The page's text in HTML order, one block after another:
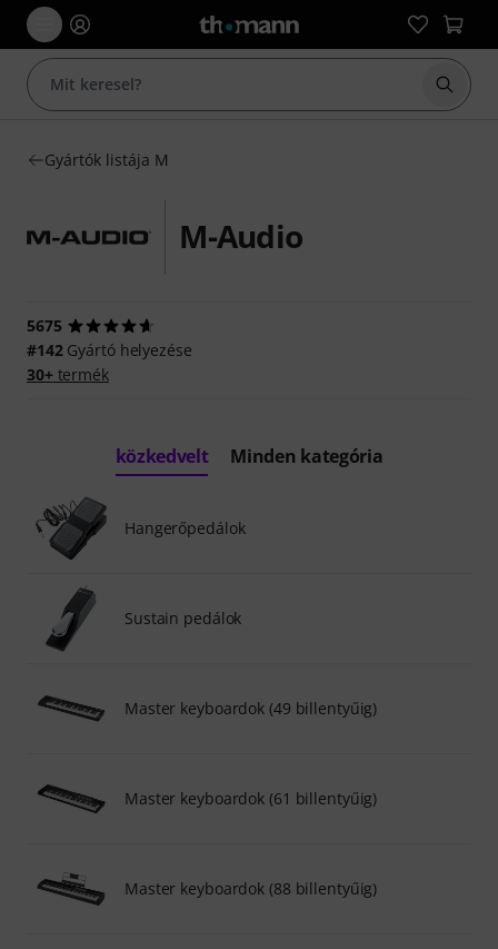
Gyártók listája M
M-Audio
5675
#142Gyártó helyezése
30+termék
közkedvelt Minden kategória
Hangerőpedálok
Sustain pedálok
Master keyboardok (49 billentyűig)
Master keyboardok (61 billentyűig)
Master keyboardok (88 billentyűig)